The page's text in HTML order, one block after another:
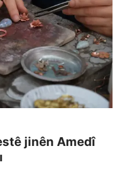
jinên Amedî